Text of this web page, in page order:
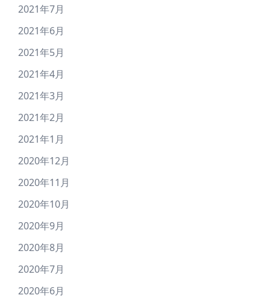
2021年7月
2021年6月
2021年5月
2021年4月
2021年3月
2021年2月
2021年1月
2020年12月
2020年11月
2020年10月
2020年9月
2020年8月
2020年7月
2020年6月